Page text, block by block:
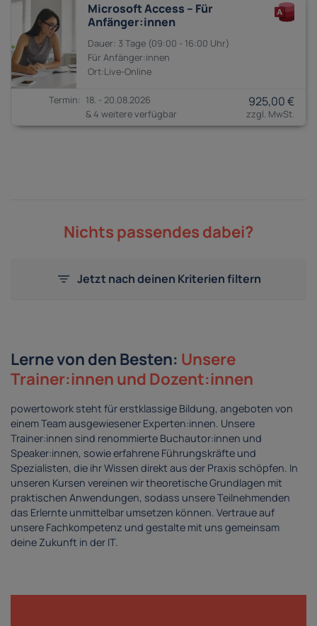
Microsoft Access – Für
Anfänger:innen
3 Tage 09:00 - 16:00
Anfänger:innen
18. - 20.08.2026
& 4 weitere verfügbar
925,00 €
Nichts passendes dabei?
Jetzt nach deinen Kriterien filtern
Lerne von den Besten: Unsere
Trainer:innen und Dozent:innen
powertowork steht für erstklassige Bildung, angeboten von
einem Team ausgewiesener Experten:innen. Unsere
Trainer:innen sind renommierte Buchautor:innen und
Speaker:innen, sowie erfahrene Führungskräfte und
Spezialisten, die ihr Wissen direkt aus der Praxis schöpfen. In
unseren Kursen vereinen wir theoretische Grundlagen mit
praktischen Anwendungen, sodass unsere Teilnehmenden
das Erlernte unmittelbar umsetzen können. Vertraue auf
unsere Fachkompetenz und gestalte mit uns gemeinsam
deine Zukunft in der IT.